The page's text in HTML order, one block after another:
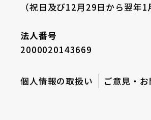
（祝日及び12月29日から翌年1
法人番号
2000020143669
個人情報の取扱い ご意見・